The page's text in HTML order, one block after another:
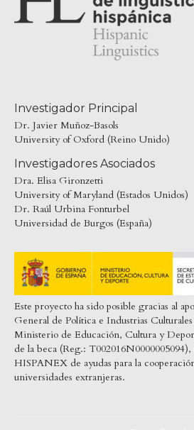
Investigador Principal
Dr. Javier Muñoz-Basols
University of Oxford (Reino Unido)
Investigadores Asociados
Dra. Elisa Gironzetti
University of Maryland (Estados Unidos)
Dr. Raúl Urbina Fonturbel
Universidad de Burgos (España)
Este proyecto ha sido posible gracias al
General de Política e Industrias
Ministerio de Educación, Cultura y
de la beca (Reg.:
HISPANEX de ayudas para la
universidades extranjeras.